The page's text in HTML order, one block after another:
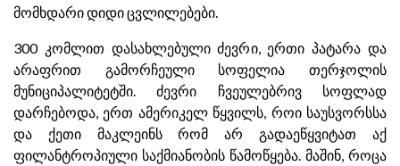
მომხდარი დიდი ცვლილებები.
300 კომლით დასახლებული ძევრი, ერთი პატარა და
არაფრით გამორჩეული სოფელია თერჯოლის
მუნიციპალიტეტში. ძევრი ჩვეულებრივ სოფლად
დარჩებოდა, ერთ ამერიკელ წყვილს, როი საუსვორსსა
და ქეთი მაკლეინს რომ არ გადაეწყვიტათ აქ
ფილანტროპიული საქმიანობის წამოწყება. მაშინ, როცა